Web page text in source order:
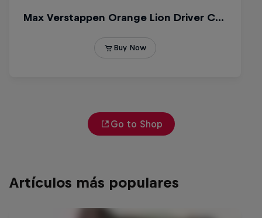
Go to Shop
Artículos más populares